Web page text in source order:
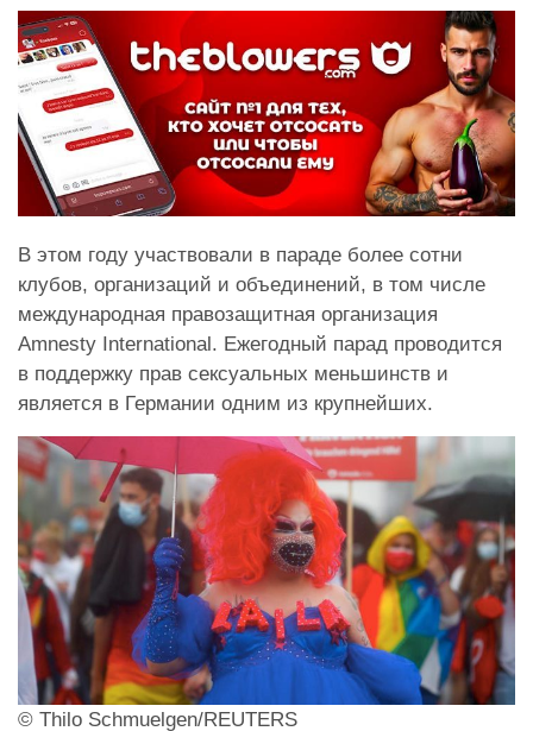
В этом году участвовали в параде более сотни
клубов, организаций и объединений, в том числе
международная правозащитная организация
Amnesty International. Ежегодный парад проводится
в поддержку прав сексуальных меньшинств и
является в Германии одним из крупнейших.
© Thilo Schmuelgen/REUTERS